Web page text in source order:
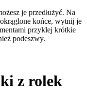
je przedłużyć. Na
końce, wytnij je
przyklej krótkie
podeszwy.
z rolek